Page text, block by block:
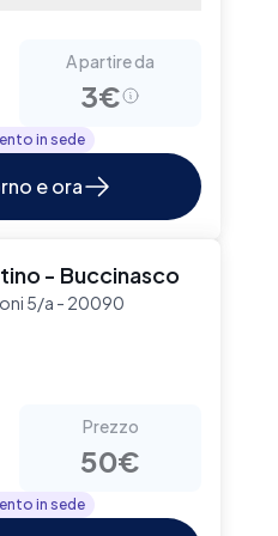
A partire da
3€
in sede
e ora
- Buccinasco
5/a - 20090
Prezzo
50€
in sede